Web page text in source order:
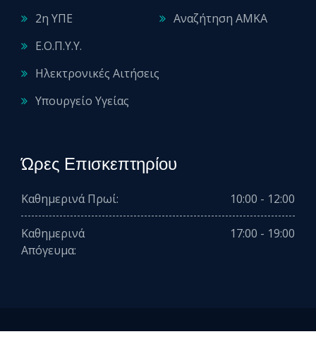
2η ΥΠΕ
Ε.Ο.Π.Υ.Υ.
Ηλεκτρονικές Αιτήσεις
Υπουργείο Υγείας
Αναζήτηση ΑΜΚΑ
Ώρες Επισκεπτηρίου
Καθημερινά Πρωί: 10:00 - 12:00
Καθημερινά
Απόγευμα:
17:00 - 19:00